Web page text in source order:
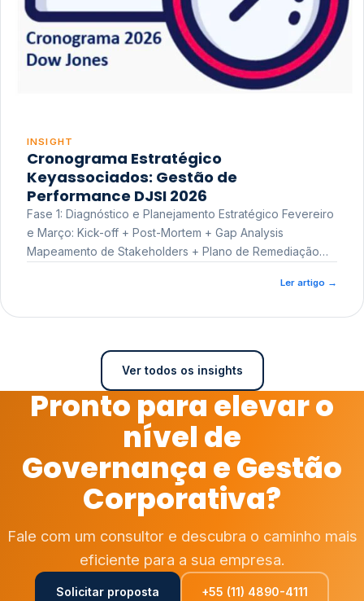
INSIGHT
Cronograma Estratégico
Keyassociados: Gestão de
Performance DJSI 2026
Fase 1: Diagnóstico e Planejamento Estratégico Fevereiro
e Março: Kick-off + Post-Mortem + Gap Analysis
Mapeamento de Stakeholders + Plano de Remediação
Ler artigo →
Ver todos os insights
Pronto para elevar o
nível de
Governança e Gestão
Corporativa?
Fale com um consultor e descubra o caminho mais
eficiente para a sua empresa.
Solicitar proposta +55 (11) 4890-4111